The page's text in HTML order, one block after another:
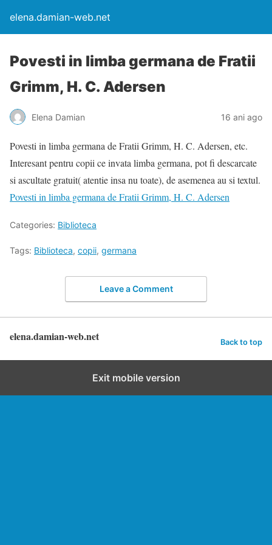
elena.damian-web.net
Povesti in limba germana de Fratii
Grimm, H. C. Adersen
Elena Damian 16 ani ago
Povesti in limba germana de Fratii Grimm, H. C. Adersen, etc.
Interesant pentru copii ce invata limba germana, pot fi descarcate
si ascultate gratuit( atentie insa nu toate), de asemenea au si textul.
Povesti in limba germana de Fratii Grimm, H. C. Adersen
Categories: Biblioteca
Tags: Biblioteca, copii, germana
Leave a Comment
elena.damian-web.net Back to top
Exit mobile version